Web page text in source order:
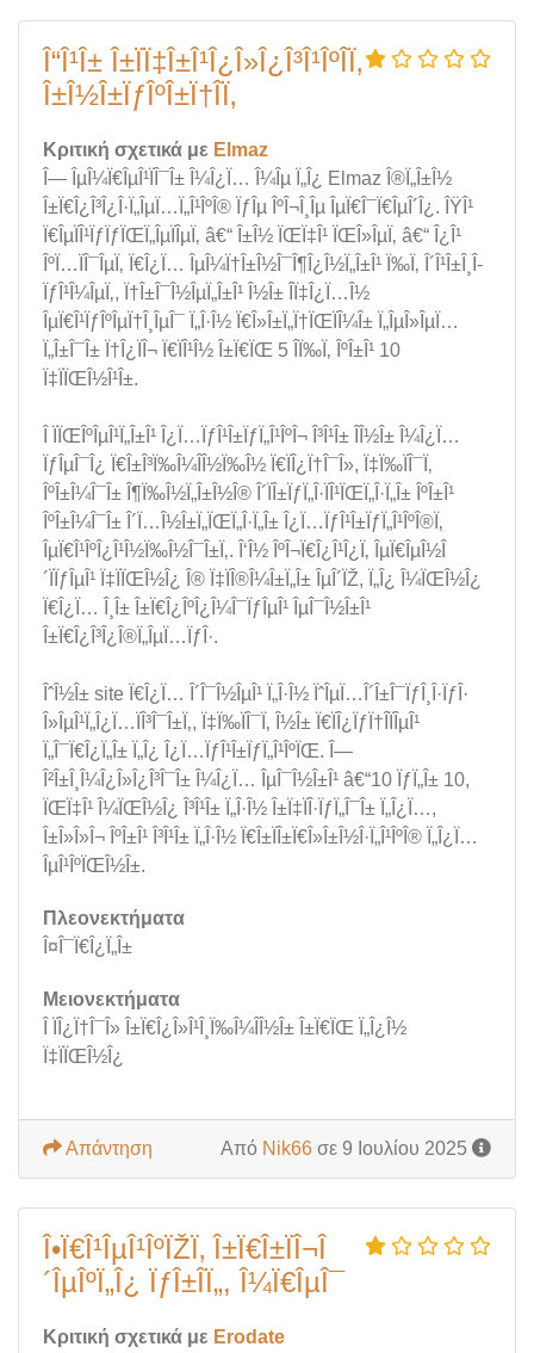
Î“Î¹Î± Î±ÏÏ‡Î±Î¹Î¿Î»Î¿Î³Î¹ÎºÎ­Ï‚
Î±Î½Î±ÏƒÎºÎ±Ï†Î­Ï‚
Κριτική σχετικά με Elmaz
Î— ÎµÎ¼Ï€ÎµÎ¹ÏÎ¯Î± Î¼Î¿Ï… Î¼Îµ Ï„Î¿ Elmaz Î®Ï„Î±Î½
Î±Ï€Î¿Î³Î¿Î·Ï„ÎµÏ…Ï„Î¹ÎºÎ® ÏƒÎµ ÎºÎ¬Î¸Îµ ÎµÏ€Î¯Ï€ÎµÎ´Î¿. ÎŸÎ¹
Ï€ÎµÏÎ¹ÏƒÏƒÏŒÏ„ÎµÏÎµÏ‚ â€“ Î±Î½ ÏŒÏ‡Î¹ ÏŒÎ»ÎµÏ‚ â€“ Î¿Î¹
ÎºÏ…ÏÎ¯ÎµÏ‚ Ï€Î¿Ï… ÎµÎ¼Ï†Î±Î½Î¯Î¶Î¿Î½Ï„Î±Î¹ Ï‰Ï‚ Î´Î¹Î±Î¸Î­
ÏƒÎ¹Î¼ÎµÏ‚, Ï†Î±Î¯Î½ÎµÏ„Î±Î¹ Î½Î± Î­Ï‡Î¿Ï…Î½
ÎµÏ€Î¹ÏƒÎºÎµÏ†Î¸ÎµÎ¯ Ï„Î·Î½ Ï€Î»Î±Ï„Ï†ÏŒÏÎ¼Î± Ï„ÎµÎ»ÎµÏ…
Ï„Î±Î¯Î± Ï†Î¿ÏÎ¬ Ï€ÏÎ¹Î½ Î±Ï€ÏŒ 5 Î­Ï‰Ï‚ ÎºÎ±Î¹ 10
Ï‡ÏÏŒÎ½Î¹Î±.
Î ÏÏŒÎºÎµÎ¹Ï„Î±Î¹ Î¿Ï…ÏƒÎ¹Î±ÏƒÏ„Î¹ÎºÎ¬ Î³Î¹Î± Î­Î½Î± Î¼Î¿Ï…
ÏƒÎµÎ¯Î¿ Ï€Î±Î³Ï‰Î¼Î­Î½Ï‰Î½ Ï€ÏÎ¿Ï†Î¯Î», Ï‡Ï‰ÏÎ¯Ï‚
ÎºÎ±Î¼Î¯Î± Î¶Ï‰Î½Ï„Î±Î½Î® Î´ÏÎ±ÏƒÏ„Î·ÏÎ¹ÏŒÏ„Î·Ï„Î± ÎºÎ±Î¹
ÎºÎ±Î¼Î¯Î± Î´Ï…Î½Î±Ï„ÏŒÏ„Î·Ï„Î± Î¿Ï…ÏƒÎ¹Î±ÏƒÏ„Î¹ÎºÎ®Ï‚
ÎµÏ€Î¹ÎºÎ¿Î¹Î½Ï‰Î½Î¯Î±Ï‚. Î‘Î½ ÎºÎ¬Ï€Î¿Î¹Î¿Ï‚ ÎµÏ€ÎµÎ½Î
´ÏÏƒÎµÎ¹ Ï‡ÏÏŒÎ½Î¿ Î® Ï‡ÏÎ®Î¼Î±Ï„Î± ÎµÎ´ÏŽ, Ï„Î¿ Î¼ÏŒÎ½Î¿
Ï€Î¿Ï… Î¸Î± Î±Ï€Î¿ÎºÎ¿Î¼Î¯ÏƒÎµÎ¹ ÎµÎ¯Î½Î±Î¹
Î±Ï€Î¿Î³Î¿Î®Ï„ÎµÏ…ÏƒÎ·.
ÎˆÎ½Î± site Ï€Î¿Ï… Î´Î¯Î½ÎµÎ¹ Ï„Î·Î½ ÏˆÎµÏ…Î´Î±Î¯ÏƒÎ¸Î·ÏƒÎ·
Î»ÎµÎ¹Ï„Î¿Ï…ÏÎ³Î¯Î±Ï‚, Ï‡Ï‰ÏÎ¯Ï‚ Î½Î± Ï€ÏÎ¿ÏƒÏ†Î­ÏÎµÎ¹
Ï„Î¯Ï€Î¿Ï„Î± Ï„Î¿ Î¿Ï…ÏƒÎ¹Î±ÏƒÏ„Î¹ÎºÏŒ. Î—
Î²Î±Î¸Î¼Î¿Î»Î¿Î³Î¯Î± Î¼Î¿Ï… ÎµÎ¯Î½Î±Î¹ â€“10 ÏƒÏ„Î± 10,
ÏŒÏ‡Î¹ Î¼ÏŒÎ½Î¿ Î³Î¹Î± Ï„Î·Î½ Î±Ï‡ÏÎ·ÏƒÏ„Î¯Î± Ï„Î¿Ï…,
Î±Î»Î»Î¬ ÎºÎ±Î¹ Î³Î¹Î± Ï„Î·Î½ Ï€Î±ÏÎ±Ï€Î»Î±Î½Î·Ï„Î¹ÎºÎ® Ï„Î¿Ï…
ÎµÎ¹ÎºÏŒÎ½Î±.
Πλεονεκτήματα
Î¤Î¯Ï€Î¿Ï„Î±
Μειονεκτήματα
Î ÏÎ¿Ï†Î¯Î» Î±Ï€Î¿Î»Î¹Î¸Ï‰Î¼Î­Î½Î± Î±Ï€ÏŒ Ï„Î¿Î½
Ï‡ÏÏŒÎ½Î¿
Από Nik66 σε 9 Ιουλίου 2025
Απάντηση
Î•Ï€Î¹ÎµÎ¹ÎºÏŽÏ‚ Î±Ï€Î±ÏÎ¬Î
´ÎµÎºÏ„Î¿ ÏƒÎ±ÎÏ„, Î¼Ï€ÎµÎ¯
Κριτική σχετικά με Erodate